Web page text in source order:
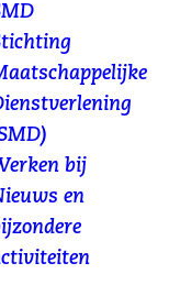
bij
en